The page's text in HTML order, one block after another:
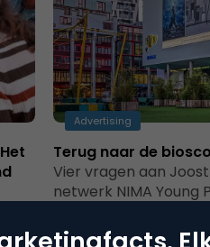
Advertising
Terug naar de
Vier vragen aan
netwerk NIMA Young
startende…